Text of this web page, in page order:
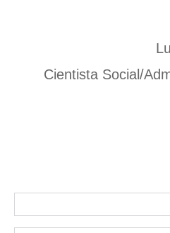
Cientista Social/